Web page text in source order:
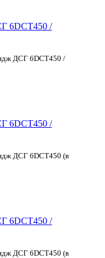
6DCT450 /
ДСГ 6DCT450 /
6DCT450 /
ДСГ 6DCT450 (в
6DCT450 /
ДСГ 6DCT450 (в